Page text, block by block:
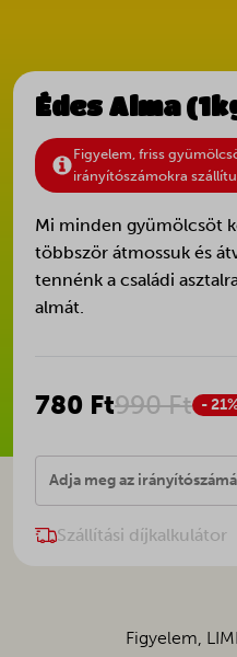
Édes Alma
Figyelem, friss
irányítószámokra
Mi minden gyümölcsöt
többször átmossuk és
tennénk a családi
almát.
780 Ft990 Ft -
Szállítási díjkalkulátor
Figyelem,